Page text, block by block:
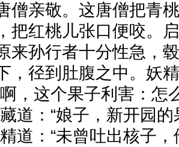
僧亲敬。这唐僧把青
把红桃儿张口便咬。
来孙行者十分性急，
，径到肚腹之中。妖
，这个果子利害：怎
道：“娘子，新开园
道：“未曾吐出核子